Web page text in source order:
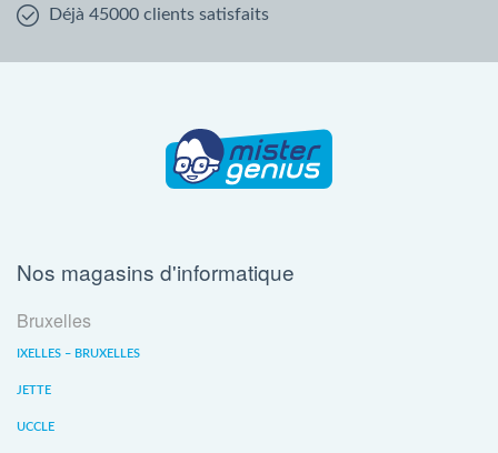
Déjà 45000 clients satisfaits
Nos magasins d'informatique
Bruxelles
IXELLES – BRUXELLES
JETTE
UCCLE